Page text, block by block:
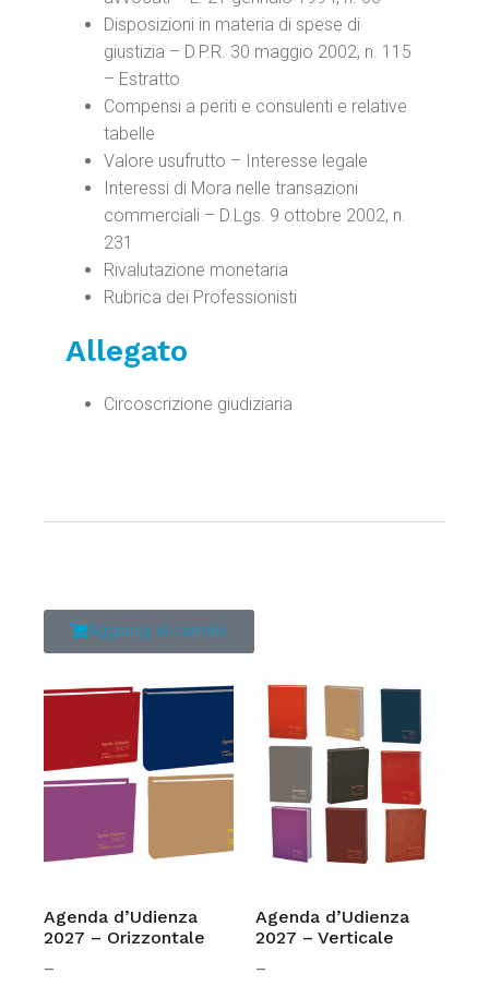
Disposizioni in materia di spese di
giustizia – D.P.R. 30 maggio 2002, n. 115
– Estratto
Compensi a periti e consulenti e relative
tabelle
Valore usufrutto – Interesse legale
Interessi di Mora nelle transazioni
commerciali – D.Lgs. 9 ottobre 2002, n.
231
Rivalutazione monetaria
Rubrica dei Professionisti
Allegato
Circoscrizione giudiziaria
Aggiungi al carrello
Agenda d’Udienza
2027 – Orizzontale
–
Agenda d’Udienza
2027 – Verticale
–